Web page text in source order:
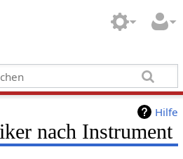
Hilfe
nach Instrument